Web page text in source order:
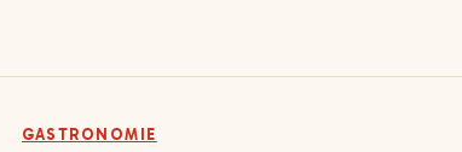
GASTRONOMIE